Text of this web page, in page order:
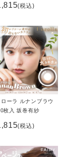
(税込)
ーラ ルナンブラウ
枚入 坂巻有紗
(税込)